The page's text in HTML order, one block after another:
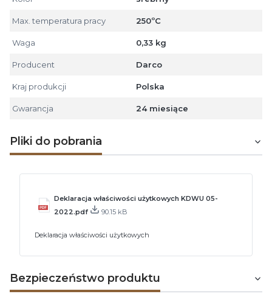
Max. temperatura pracy 250ºC
Waga 0,33 kg
Producent Darco
Kraj produkcji Polska
Gwarancja 24 miesiące
Pliki do pobrania
Deklaracja właściwości użytkowych KDWU 05-
2022.pdf
90.15 kB
Deklaracja właściwości użytkowych
Bezpieczeństwo produktu